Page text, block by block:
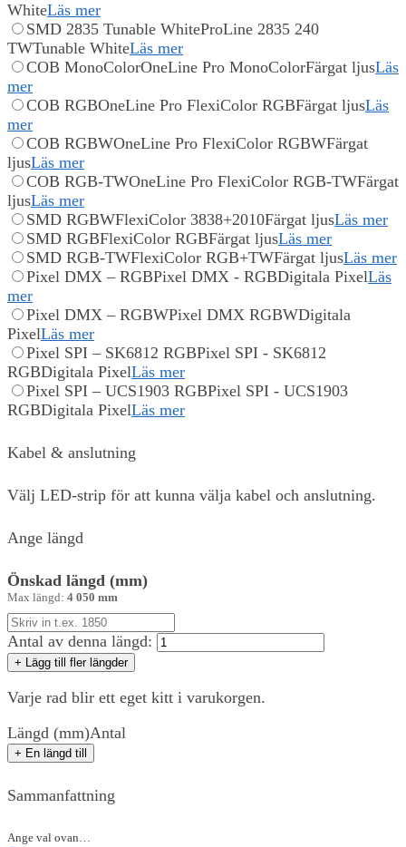
WhiteLäs mer
SMD 2835 Tunable WhiteProLine 2835 240
TWTunable WhiteLäs mer
COB MonoColorOneLine Pro MonoColorFärgat ljusLäs
mer
COB RGBOneLine Pro FlexiColor RGBFärgat ljusLäs
mer
COB RGBWOneLine Pro FlexiColor RGBWFärgat
ljusLäs mer
COB RGB-TWOneLine Pro FlexiColor RGB-TWFärgat
ljusLäs mer
SMD RGBWFlexiColor 3838+2010Färgat ljusLäs mer
SMD RGBFlexiColor RGBFärgat ljusLäs mer
SMD RGB-TWFlexiColor RGB+TWFärgat ljusLäs mer
Pixel DMX – RGBPixel DMX - RGBDigitala PixelLäs
mer
Pixel DMX – RGBWPixel DMX RGBWDigitala
PixelLäs mer
Pixel SPI – SK6812 RGBPixel SPI - SK6812
RGBDigitala PixelLäs mer
Pixel SPI – UCS1903 RGBPixel SPI - UCS1903
RGBDigitala PixelLäs mer
Kabel & anslutning
Välj LED-strip för att kunna välja kabel och anslutning.
Ange längd
Önskad längd (mm)
Max längd: 4 050 mm
Antal av denna längd:
+ Lägg till fler längder
Varje rad blir ett eget kitt i varukorgen.
Längd (mm)Antal
+ En längd till
Sammanfattning
Ange val ovan…